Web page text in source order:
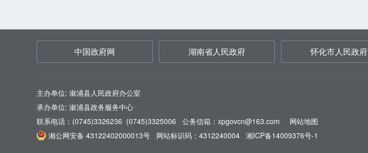
中国政府网 湖南省人民政府 怀化市人民政府
主办单位: 溆浦县人民政府办公室
承办单位: 溆浦县政务服务中心
联系电话：(0745)3326236 (0745)3325006 公务信箱：xpgovcn@163.com
网站地图
湘公网安备 43122402000013号 网站标识码：4312240004 湘ICP备14009376号-1